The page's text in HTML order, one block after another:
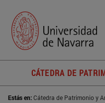
CÁTEDRA DE
Estás en:Cátedra de Patrimonio y